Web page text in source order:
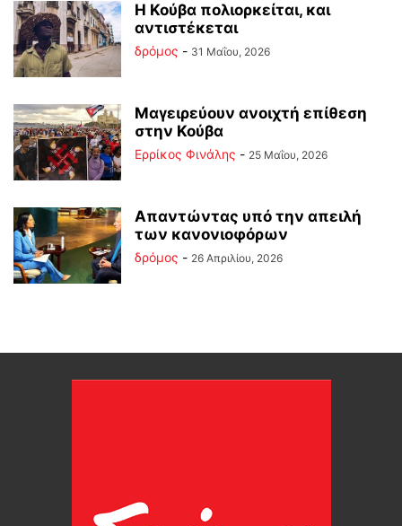
Η Κούβα πολιορκείται, και
αντιστέκεται
δρόμος - 31 Μαΐου, 2026
Μαγειρεύουν ανοιχτή επίθεση
στην Κούβα
Ερρίκος Φινάλης - 25 Μαΐου, 2026
Απαντώντας υπό την απειλή
των κανονιοφόρων
δρόμος - 26 Απριλίου, 2026